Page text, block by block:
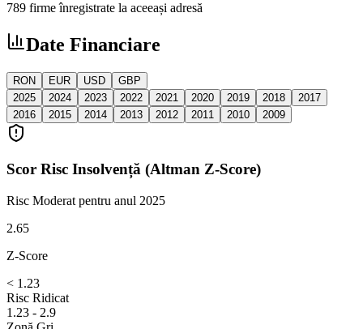
789 firme înregistrate la aceeași adresă
Date Financiare
RON EUR USD
GBP
2025
2024 2023 2022 2021 2020 2019 2018
2017
2016
2015 2014 2013 2012 2011 2010 2009
Scor Risc Insolvență (Altman Z-Score)
Risc Moderat pentru anul 2025
2.65
Z-Score
< 1.23
Risc Ridicat
1.23 - 2.9